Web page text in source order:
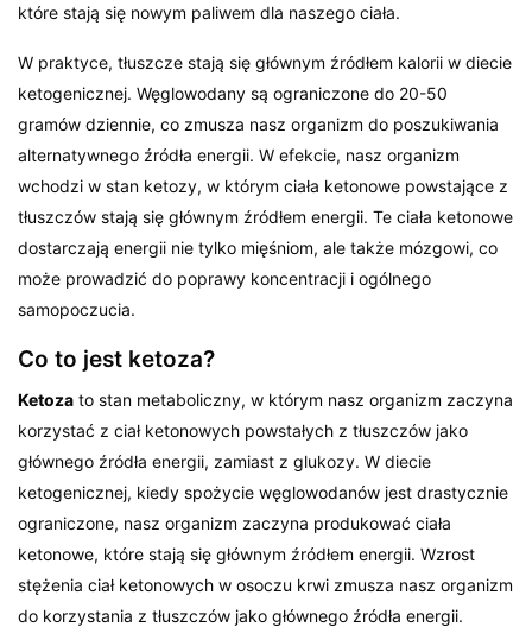
które stają się nowym paliwem dla naszego ciała.
W praktyce, tłuszcze stają się głównym źródłem kalorii w diecie
ketogenicznej. Węglowodany są ograniczone do 20-50
gramów dziennie, co zmusza nasz organizm do poszukiwania
alternatywnego źródła energii. W efekcie, nasz organizm
wchodzi w stan ketozy, w którym ciała ketonowe powstające z
tłuszczów stają się głównym źródłem energii. Te ciała ketonowe
dostarczają energii nie tylko mięśniom, ale także mózgowi, co
może prowadzić do poprawy koncentracji i ogólnego
samopoczucia.
Co to jest ketoza?
Ketoza to stan metaboliczny, w którym nasz organizm zaczyna
korzystać z ciał ketonowych powstałych z tłuszczów jako
głównego źródła energii, zamiast z glukozy. W diecie
ketogenicznej, kiedy spożycie węglowodanów jest drastycznie
ograniczone, nasz organizm zaczyna produkować ciała
ketonowe, które stają się głównym źródłem energii. Wzrost
stężenia ciał ketonowych w osoczu krwi zmusza nasz organizm
do korzystania z tłuszczów jako głównego źródła energii.